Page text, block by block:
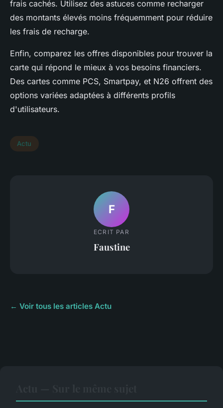
frais cachés. Utilisez des astuces comme recharger
des montants élevés moins fréquemment pour réduire
les frais de recharge.
Enfin, comparez les offres disponibles pour trouver la
carte qui répond le mieux à vos besoins financiers.
Des cartes comme PCS, Smartpay, et N26 offrent des
options variées adaptées à différents profils
d'utilisateurs.
Actu
F
ECRIT PAR
Faustine
← Voir tous les articles Actu